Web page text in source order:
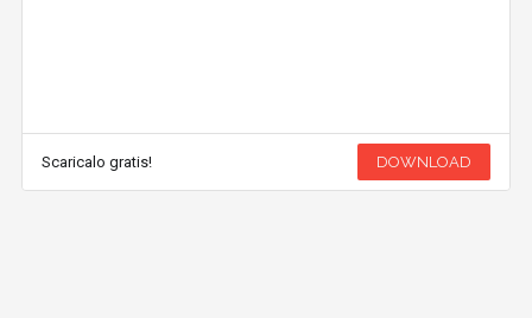
Scaricalo gratis! DOWNLOAD